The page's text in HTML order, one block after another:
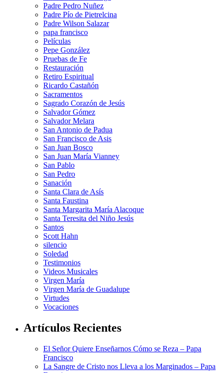
Padre Pedro Nuñez
Padre Pío de Pietrelcina
Padre Wilson Salazar
papa francisco
Películas
Pepe González
Pruebas de Fe
Restauración
Retiro Espiritual
Ricardo Castañón
Sacramentos
Sagrado Corazón de Jesús
Salvador Gómez
Salvador Melara
San Antonio de Padua
San Francisco de Asis
San Juan Bosco
San Juan María Vianney
San Pablo
San Pedro
Sanación
Santa Clara de Asís
Santa Faustina
Santa Margarita María Alacoque
Santa Teresita del Niño Jesús
Santos
Scott Hahn
silencio
Soledad
Testimonios
Videos Musicales
Virgen María
Virgen María de Guadalupe
Virtudes
Vocaciones
Artículos Recientes
El Señor Quiere Enseñarnos Cómo se Reza – Papa
Francisco
La Sangre de Cristo nos Lleva a los Marginados – Papa